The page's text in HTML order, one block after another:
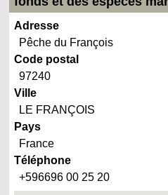
Adresse
Pêche du François
Code postal
97240
Ville
LE FRANÇOIS
Pays
France
Téléphone
+596696 00 25 20